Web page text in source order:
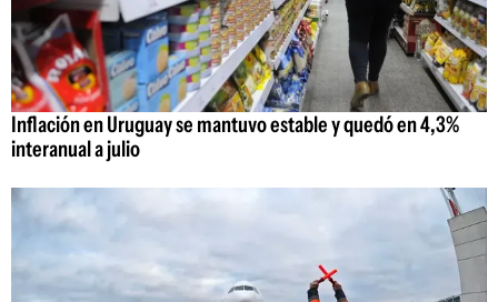
Inflación en Uruguay se mantuvo estable y quedó en 4,3%
interanual a julio